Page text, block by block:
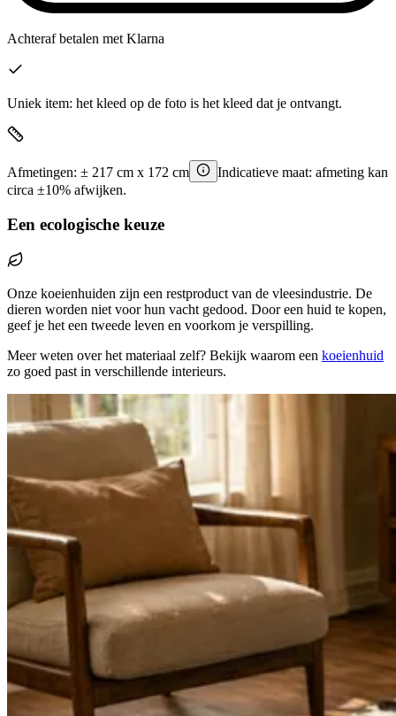
Achteraf betalen met Klarna
Uniek item: het kleed op de foto is het kleed dat je ontvangt.
Afmetingen: ± 217 cm x 172 cm
Indicatieve maat: afmeting kan
circa ±10% afwijken.
Een ecologische keuze
Onze koeienhuiden zijn een restproduct van de vleesindustrie. De
dieren worden niet voor hun vacht gedood. Door een huid te kopen,
geef je het een tweede leven en voorkom je verspilling.
Meer weten over het materiaal zelf? Bekijk waarom een koeienhuid
zo goed past in verschillende interieurs.